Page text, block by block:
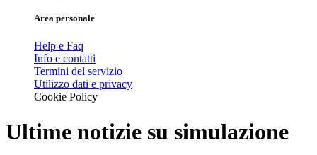
Area personale
Help e Faq
Info e contatti
Termini del servizio
Utilizzo dati e privacy
Cookie Policy
Ultime notizie su simulazione